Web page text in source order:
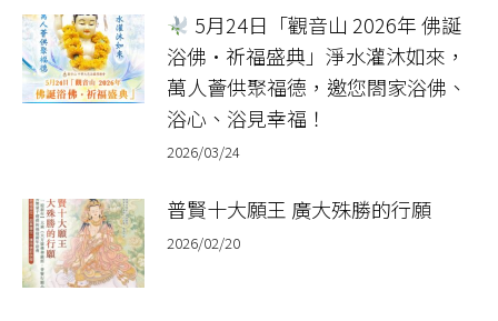
5月24日「觀音山 2026年 佛誕
浴佛•祈福盛典」淨水灌沐如來，
萬人薈供聚福德，邀您閤家浴佛、
浴心、浴見幸福！
2026/03/24
普賢十大願王 廣大殊勝的行願​
2026/02/20